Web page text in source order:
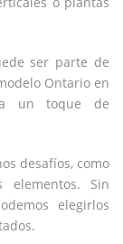
ser parte de
Ontario en
un toque de
desafíos, como
Sin
elegirlos